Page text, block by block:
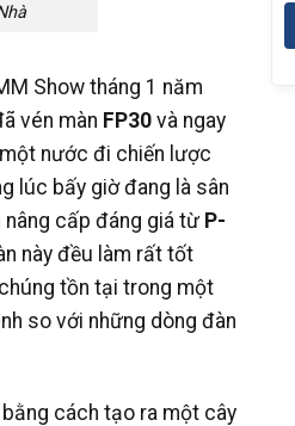
Show tháng 1 năm
vén màn FP30 và ngay
nước đi chiến lược
lúc bấy giờ đang là sân
nâng cấp đáng giá từ P-
này đều làm rất tốt
tồn tại trong một
so với những dòng đàn
cách tạo ra một cây